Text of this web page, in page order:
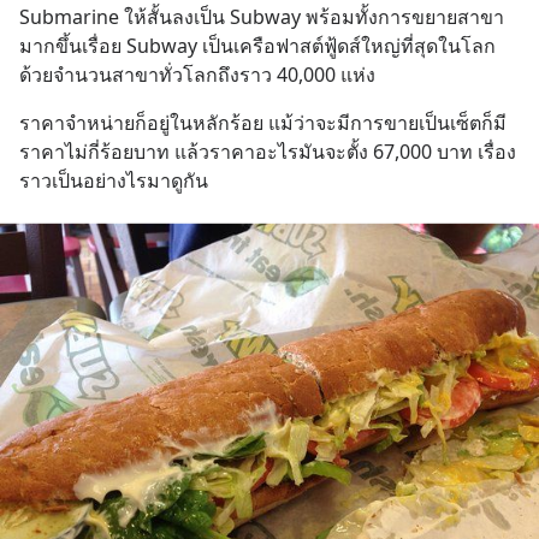
Submarine ให้สั้นลงเป็น Subway พร้อมทั้งการขยายสาขา
มากขึ้นเรื่อย Subway เป็นเครือฟาสต์ฟู้ดส์ใหญ่ที่สุดในโลก
ด้วยจำนวนสาขาทั่วโลกถึงราว 40,000 แห่ง
ราคาจำหน่ายก็อยู่ในหลักร้อย แม้ว่าจะมีการขายเป็นเซ็ตก็มี
ราคาไม่กี่ร้อยบาท แล้วราคาอะไรมันจะตั้ง 67,000 บาท เรื่อง
ราวเป็นอย่างไรมาดูกัน